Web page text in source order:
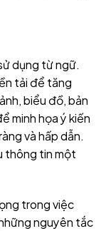
dụng từ ngữ.
tải để tăng
biểu đồ, bản
minh họa ý kiến
và hấp dẫn.
thông tin một
trong việc
nguyên tắc